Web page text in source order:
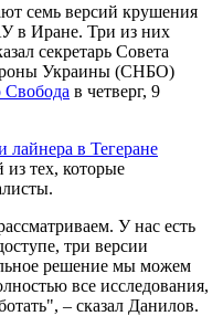
семь версий крушения
в Иране. Три из них
секретарь Совета
Украины (СНБО)
Свобода в четверг, 9
лайнера в Тегеране
из тех, которые
У нас есть
три версии
решение мы можем
все исследования,
– сказал Данилов.